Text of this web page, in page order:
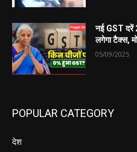
नई GST दरें
लगेगा टैक्स,
05/09/2025
POPULAR CATEGORY
देश